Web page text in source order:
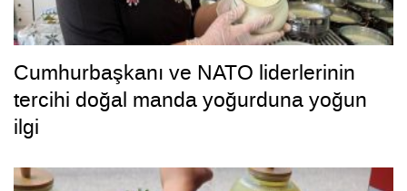
Cumhurbaşkanı ve NATO liderlerinin
tercihi doğal manda yoğurduna yoğun
ilgi